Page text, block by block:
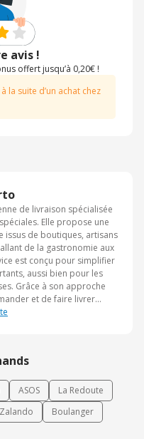
de livraison spécialisée
Elle propose une
issus de boutiques, artisans
de la gastronomie aux
est conçu pour simplifier
aussi bien pour les
Grâce à son approche
et de faire livrer
directement au
ASOS
La Redoute
Zalando Boulanger
avis !
offert jusqu’à 0,20€ !
la suite d’un achat chez